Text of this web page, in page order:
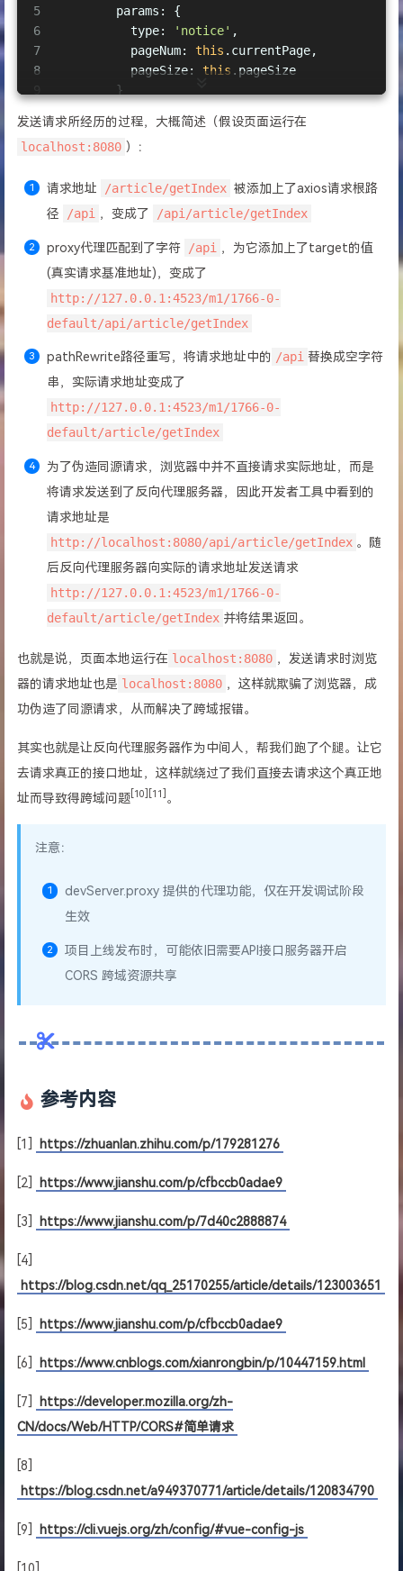
18
19
20
21
5
6
7
8
11
12
14
params : {
type: 'notice' ,
pageNum: this .currentPage,
pageSize: this .pageSize
        }
// console.log(res)
if (res.meta.status !==
this.total = res.total
    }
发送请求所经历的过程，大概简述（假设页面运行在
localhost:8080 ）：
请求地址 /article/getIndex 被添加上了axios请求根路
径
/api ，变成了 /api/article/getIndex
proxy代理匹配到了字符 /api ，为它添加上了target的值
(真实请求基准地址)，变成了
http://127.0.0.1:4523/m1/1766-0-
default/api/article/getIndex
pathRewrite路径重写，将请求地址中的 /api 替换成空字符
串，实际请求地址变成了
http://127.0.0.1:4523/m1/1766-0-
default/article/getIndex
为了伪造同源请求，浏览器中并不直接请求实际地址，而是
将请求发送到了反向代理服务器，因此开发者工具中看到的
请求地址是
http://localhost:8080/api/article/getIndex 。随
后反向代理服务器向实际的请求地址发送请求
http://127.0.0.1:4523/m1/1766-0-
default/article/getIndex 并将结果返回。
也就是说，页面本地运行在 localhost:8080 ，发送请求时浏览
器的请求地址也是 localhost:8080 ，这样就欺骗了浏览器，成
功伪造了同源请求，从而解决了跨域报错。
其实也就是让反向代理服务器作为中间人，帮我们跑了个腿。让它
去请求真正的接口地址，这样就绕过了我们直接去请求这个真正地
址而导致得跨域问题 [10][11] 。
注意：
devServer.proxy 提供的代理功能，仅在开发调试阶段
生效
项目上线发布时，可能依旧需要API接口服务器开启
CORS 跨域资源共享
参考内容
[1] https://zhuanlan.zhihu.com/p/179281276
[2] https://www.jianshu.com/p/cfbccb0adae9
[3] https://www.jianshu.com/p/7d40c2888874
[4]
https://blog.csdn.net/qq_25170255/article/details/123003651
[5] https://www.jianshu.com/p/cfbccb0adae9
[6] https://www.cnblogs.com/xianrongbin/p/10447159.html
[7]
https://developer.mozilla.org/zh-
CN/docs/Web/HTTP/CORS#简单请求
[8]
https://blog.csdn.net/a949370771/article/details/120834790
[9] https://cli.vuejs.org/zh/config/#vue-config-js